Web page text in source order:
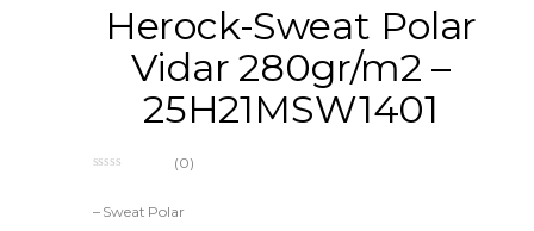
Herock-Sweat Polar
Vidar 280gr/m2 –
25H21MSW1401
u
(0)
– Sweat Polar